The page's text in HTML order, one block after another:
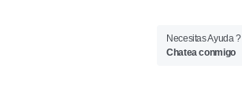
Necesitas Ayuda ?
Chatea conmigo